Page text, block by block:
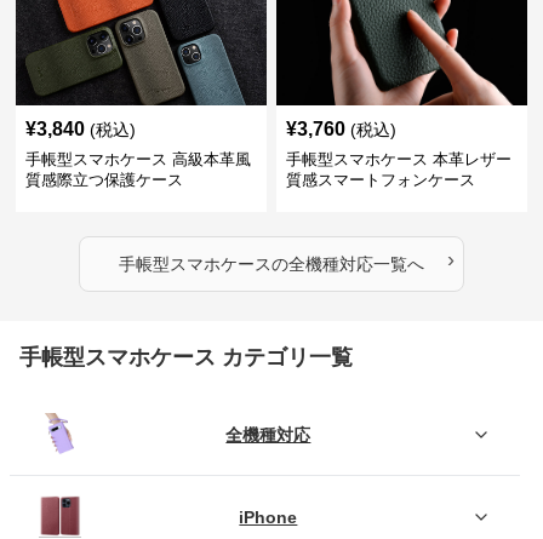
¥3,840 (税込)
手帳型スマホケース 高級本革風
質感際立つ保護ケース
¥3,760 (税込)
手帳型スマホケース 本革レザー
質感スマートフォンケース
手帳型スマホケースの全機種対応一覧へ ›
手帳型スマホケース カテゴリ一覧
全機種対応
iPhone